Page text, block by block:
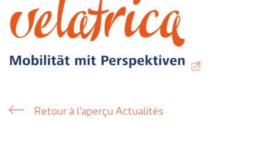
Retour à l'aperçu Actualités